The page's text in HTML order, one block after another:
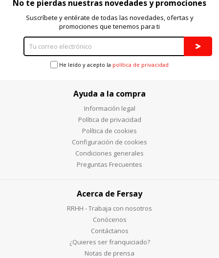
No te pierdas nuestras novedades y promociones
Suscríbete y entérate de todas las novedades, ofertas y
promociones que tenemos para ti
He leído y acepto la política de privacidad
Ayuda a la compra
Información legal
Política de privacidad
Política de cookies
Configuración de cookies
Condiciones generales
Preguntas Frecuentes
Acerca de Fersay
RRHH - Trabaja con nosotros
Conócenos
Contáctanos
¿Quieres ser franquiciado?
Notas de prensa
Cookies Utilizadas:
_evAd, _evCoupon, _evSubscription, _evPromt
GUARDAR CONFIGURACIÓN
Puedes volver a configurar tus cookies desde la sección
política de cookies